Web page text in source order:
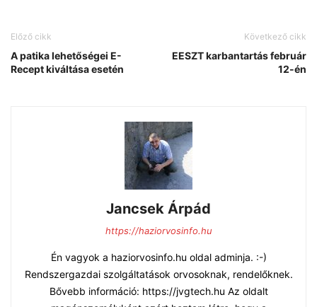
Előző cikk
A patika lehetőségei E-
Recept kiváltása esetén
Következő cikk
EESZT karbantartás február
12-én
Jancsek Árpád
https://haziorvosinfo.hu
Én vagyok a haziorvosinfo.hu oldal adminja. :-)
Rendszergazdai szolgáltatások orvosoknak, rendelőknek.
Bővebb információ: https://jvgtech.hu Az oldalt